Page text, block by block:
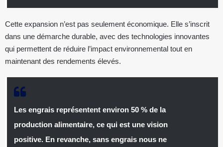
Cette expansion n’est pas seulement économique. Elle s’inscrit
dans une démarche durable, avec des technologies innovantes
qui permettent de réduire l’impact environnemental tout en
maintenant des rendements élevés.
Les engrais représentent environ 50 % de la
production alimentaire, ce qui est une vision
positive. En revanche, sans engrais nous ne